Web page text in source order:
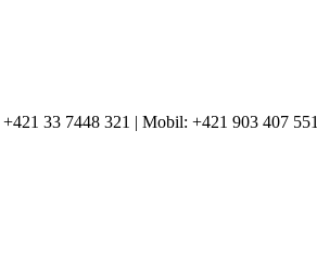
33 7448 321 | Mobil: +421 903 407 551